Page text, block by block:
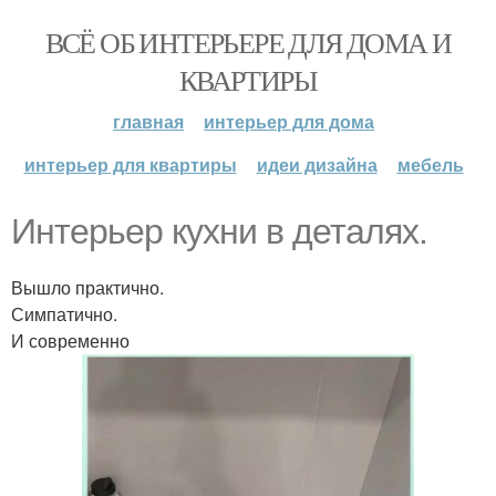
ВСЁ ОБ ИНТЕРЬЕРЕ ДЛЯ ДОМА И
КВАРТИРЫ
главная
интерьер для дома
интерьер для квартиры
идеи дизайна мебель
Интерьер кухни в деталях.
Вышло практично.
Симпатично.
И современно